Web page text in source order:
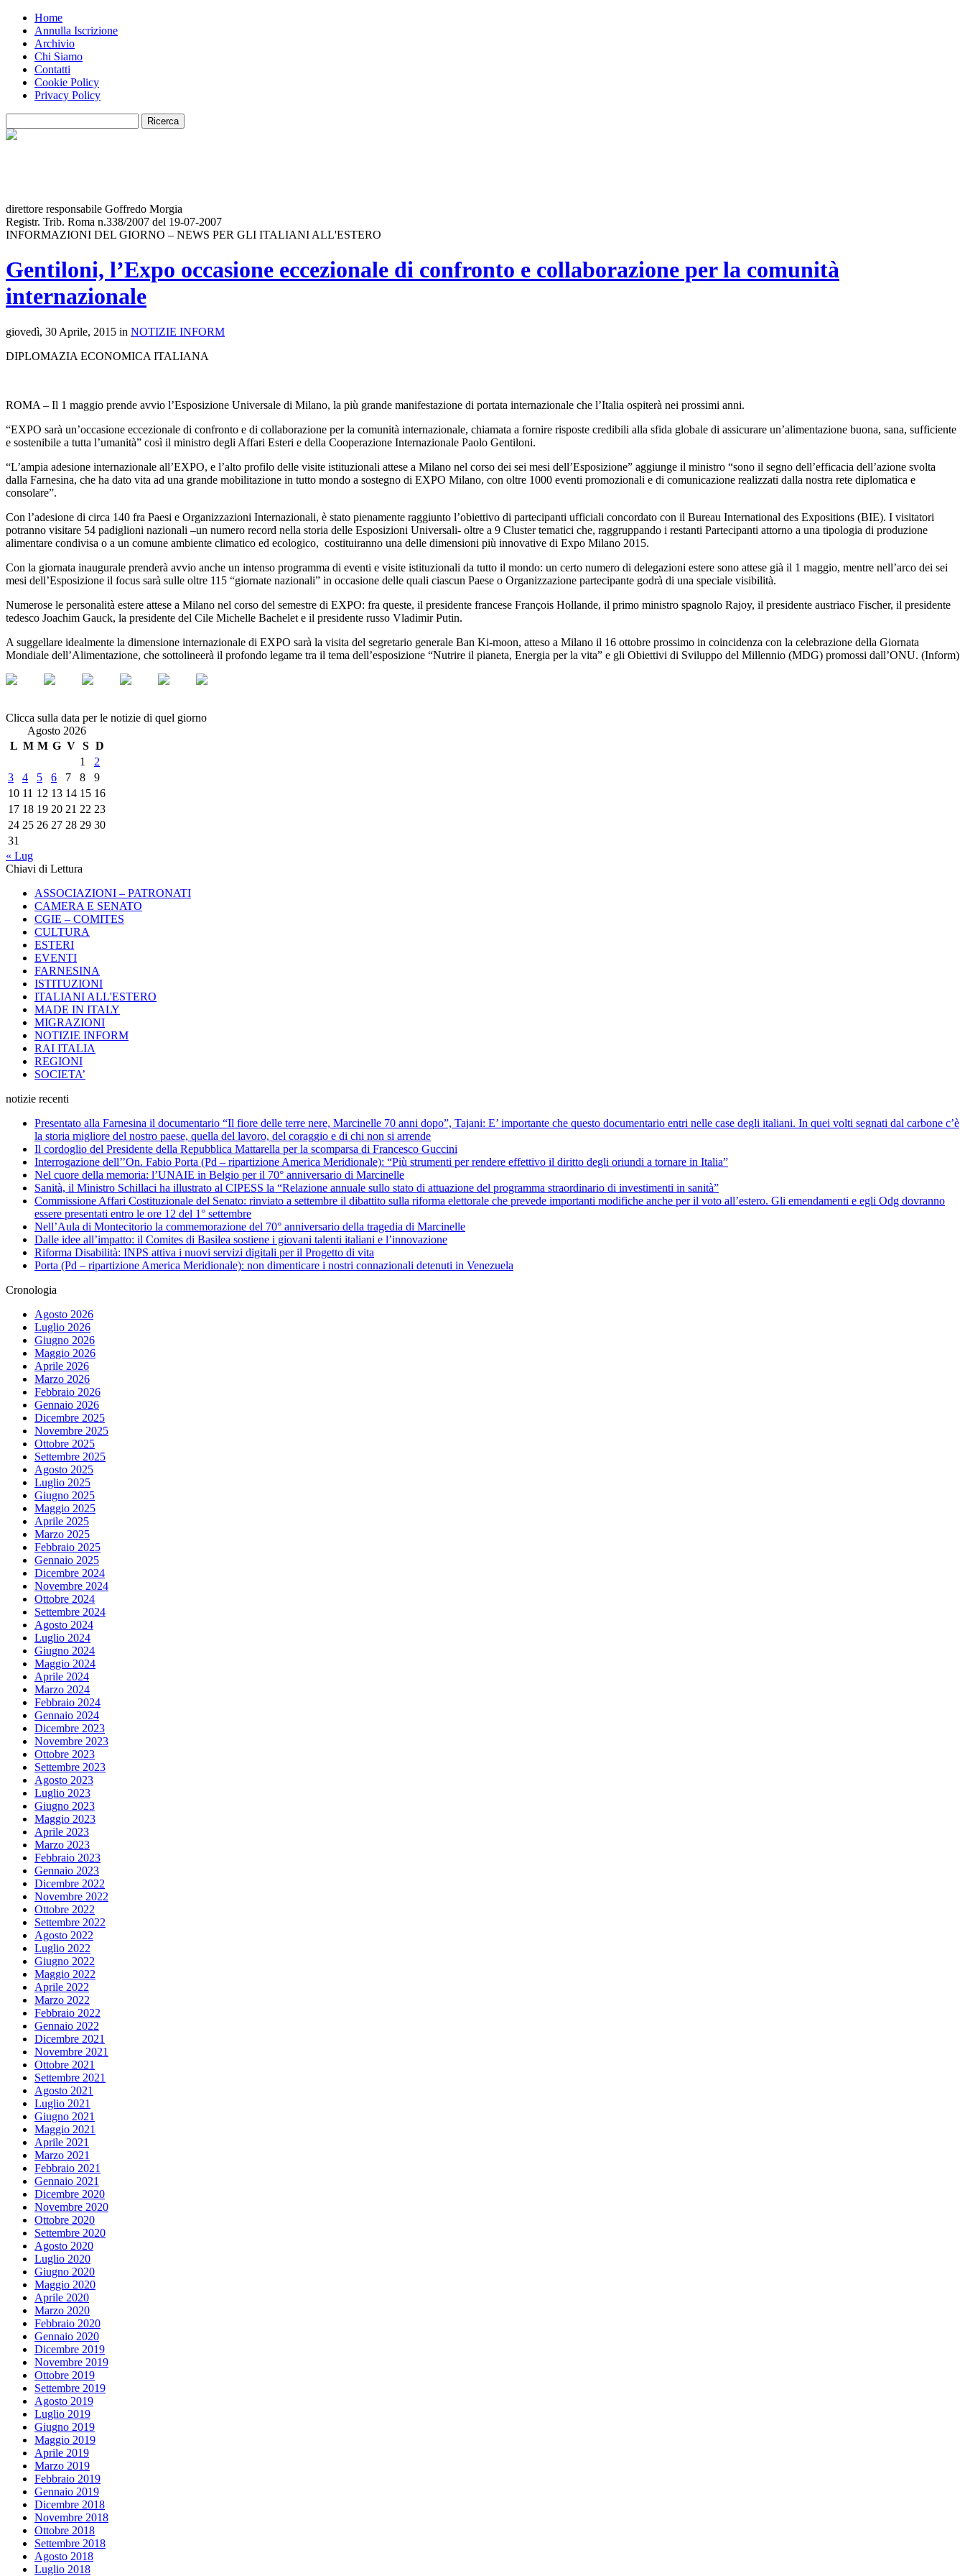
Home
Annulla Iscrizione
Archivio
Chi Siamo
Contatti
Cookie Policy
Privacy Policy
direttore responsabile Goffredo Morgia
Registr. Trib. Roma n.338/2007 del 19-07-2007
INFORMAZIONI DEL GIORNO – NEWS PER GLI ITALIANI ALL'ESTERO
Gentiloni, l’Expo occasione eccezionale di confronto e collaborazione per la comunità
internazionale
giovedì, 30 Aprile, 2015 in NOTIZIE INFORM
DIPLOMAZIA ECONOMICA ITALIANA
ROMA – Il 1 maggio prende avvio l’Esposizione Universale di Milano, la più grande manifestazione di portata internazionale che l’Italia ospiterà nei prossimi anni.
“EXPO sarà un’occasione eccezionale di confronto e di collaborazione per la comunità internazionale, chiamata a fornire risposte credibili alla sfida globale di assicurare un’alimentazione buona, sana, sufficiente
e sostenibile a tutta l’umanità” così il ministro degli Affari Esteri e della Cooperazione Internazionale Paolo Gentiloni.
“L’ampia adesione internazionale all’EXPO, e l’alto profilo delle visite istituzionali attese a Milano nel corso dei sei mesi dell’Esposizione” aggiunge il ministro “sono il segno dell’efficacia dell’azione svolta
dalla Farnesina, che ha dato vita ad una grande mobilitazione in tutto mondo a sostegno di EXPO Milano, con oltre 1000 eventi promozionali e di comunicazione realizzati dalla nostra rete diplomatica e
consolare”.
Con l’adesione di circa 140 fra Paesi e Organizzazioni Internazionali, è stato pienamente raggiunto l’obiettivo di partecipanti ufficiali concordato con il Bureau International des Expositions (BIE). I visitatori
potranno visitare 54 padiglioni nazionali –un numero record nella storia delle Esposizioni Universali- oltre a 9 Cluster tematici che, raggruppando i restanti Partecipanti attorno a una tipologia di produzione
alimentare condivisa o a un comune ambiente climatico ed ecologico, costituiranno una delle dimensioni più innovative di Expo Milano 2015.
Con la giornata inaugurale prenderà avvio anche un intenso programma di eventi e visite istituzionali da tutto il mondo: un certo numero di delegazioni estere sono attese già il 1 maggio, mentre nell’arco dei sei
mesi dell’Esposizione il focus sarà sulle oltre 115 “giornate nazionali” in occasione delle quali ciascun Paese o Organizzazione partecipante godrà di una speciale visibilità.
Numerose le personalità estere attese a Milano nel corso del semestre di EXPO: fra queste, il presidente francese François Hollande, il primo ministro spagnolo Rajoy, il presidente austriaco Fischer, il presidente
tedesco Joachim Gauck, la presidente del Cile Michelle Bachelet e il presidente russo Vladimir Putin.
A suggellare idealmente la dimensione internazionale di EXPO sarà la visita del segretario generale Ban Ki-moon, atteso a Milano il 16 ottobre prossimo in coincidenza con la celebrazione della Giornata
Mondiale dell’Alimentazione, che sottolineerà il profondo legame tra il tema dell’esposizione “Nutrire il pianeta, Energia per la vita” e gli Obiettivi di Sviluppo del Millennio (MDG) promossi dall’ONU. (Inform)
Clicca sulla data per le notizie di quel giorno
Agosto 2026
L M M G V S D
1
2
3
4 5 6 7 8
9
10 11 12 13 14 15 16
17 18 19 20 21 22 23
24 25 26 27 28 29 30
31
« Lug
Chiavi di Lettura
ASSOCIAZIONI – PATRONATI
CAMERA E SENATO
CGIE – COMITES
CULTURA
ESTERI
EVENTI
FARNESINA
ISTITUZIONI
ITALIANI ALL'ESTERO
MADE IN ITALY
MIGRAZIONI
NOTIZIE INFORM
RAI ITALIA
REGIONI
SOCIETA’
notizie recenti
Presentato alla Farnesina il documentario “Il fiore delle terre nere, Marcinelle 70 anni dopo”, Tajani: E’ importante che questo documentario entri nelle case degli italiani. In quei volti segnati dal carbone c’è
la storia migliore del nostro paese, quella del lavoro, del coraggio e di chi non si arrende
Il cordoglio del Presidente della Repubblica Mattarella per la scomparsa di Francesco Guccini
Interrogazione dell’’On. Fabio Porta (Pd – ripartizione America Meridionale): “Più strumenti per rendere effettivo il diritto degli oriundi a tornare in Italia”
Nel cuore della memoria: l’UNAIE in Belgio per il 70° anniversario di Marcinelle
Sanità, il Ministro Schillaci ha illustrato al CIPESS la “Relazione annuale sullo stato di attuazione del programma straordinario di investimenti in sanità”
Commissione Affari Costituzionale del Senato: rinviato a settembre il dibattito sulla riforma elettorale che prevede importanti modifiche anche per il voto all’estero. Gli emendamenti e egli Odg dovranno
essere presentati entro le ore 12 del 1° settembre
Nell’Aula di Montecitorio la commemorazione del 70° anniversario della tragedia di Marcinelle
Dalle idee all’impatto: il Comites di Basilea sostiene i giovani talenti italiani e l’innovazione
Riforma Disabilità: INPS attiva i nuovi servizi digitali per il Progetto di vita
Porta (Pd – ripartizione America Meridionale): non dimenticare i nostri connazionali detenuti in Venezuela
Cronologia
Agosto 2026
Luglio 2026
Giugno 2026
Maggio 2026
Aprile 2026
Marzo 2026
Febbraio 2026
Gennaio 2026
Dicembre 2025
Novembre 2025
Ottobre 2025
Settembre 2025
Agosto 2025
Luglio 2025
Giugno 2025
Maggio 2025
Aprile 2025
Marzo 2025
Febbraio 2025
Gennaio 2025
Dicembre 2024
Novembre 2024
Ottobre 2024
Settembre 2024
Agosto 2024
Luglio 2024
Giugno 2024
Maggio 2024
Aprile 2024
Marzo 2024
Febbraio 2024
Gennaio 2024
Dicembre 2023
Novembre 2023
Ottobre 2023
Settembre 2023
Agosto 2023
Luglio 2023
Giugno 2023
Maggio 2023
Aprile 2023
Marzo 2023
Febbraio 2023
Gennaio 2023
Dicembre 2022
Novembre 2022
Ottobre 2022
Settembre 2022
Agosto 2022
Luglio 2022
Giugno 2022
Maggio 2022
Aprile 2022
Marzo 2022
Febbraio 2022
Gennaio 2022
Dicembre 2021
Novembre 2021
Ottobre 2021
Settembre 2021
Agosto 2021
Luglio 2021
Giugno 2021
Maggio 2021
Aprile 2021
Marzo 2021
Febbraio 2021
Gennaio 2021
Dicembre 2020
Novembre 2020
Ottobre 2020
Settembre 2020
Agosto 2020
Luglio 2020
Giugno 2020
Maggio 2020
Aprile 2020
Marzo 2020
Febbraio 2020
Gennaio 2020
Dicembre 2019
Novembre 2019
Ottobre 2019
Settembre 2019
Agosto 2019
Luglio 2019
Giugno 2019
Maggio 2019
Aprile 2019
Marzo 2019
Febbraio 2019
Gennaio 2019
Dicembre 2018
Novembre 2018
Ottobre 2018
Settembre 2018
Agosto 2018
Luglio 2018